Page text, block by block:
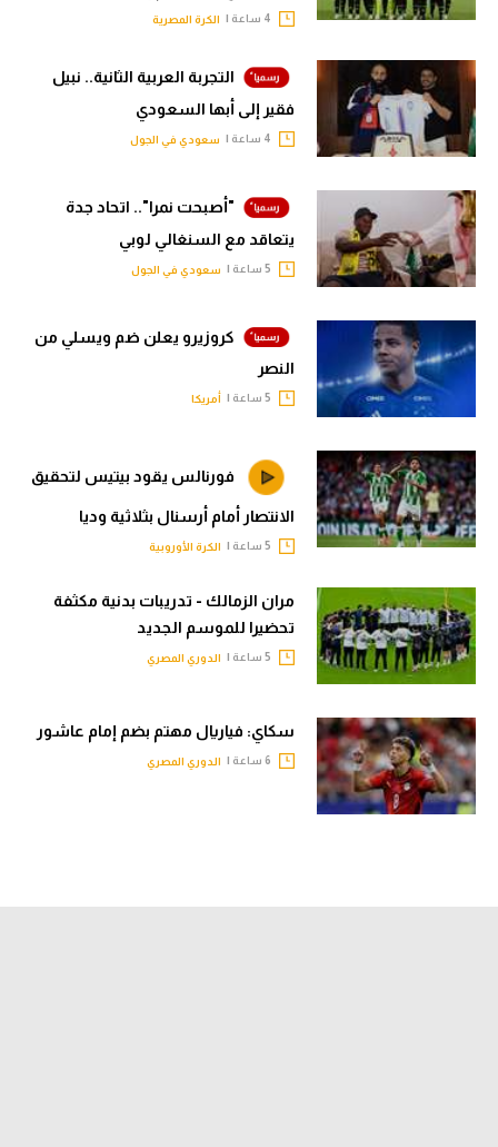
الكرة المصرية
التجربة العربية الثانية.. نبيل
فقير إلى أبها السعودي
سعودي في الجول
"أصبحت نمرا".. اتحاد جدة
يتعاقد مع السنغالي لوبي
سعودي في الجول
كروزيرو يعلن ضم ويسلي من
النصر
أمريكا
فورنالس يقود بيتيس لتحقيق
الانتصار أمام أرسنال بثلاثية وديا
الكرة الأوروبية
مران الزمالك - تدريبات بدنية مكثفة
تحضيرا للموسم الجديد
الدوري المصري
سكاي: فياريال مهتم بضم إمام عاشور
الدوري المصري